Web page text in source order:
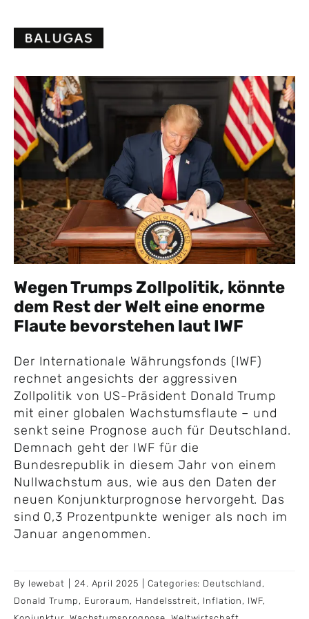
content
Wegen Trumps Zollpolitik, könnte
dem Rest der Welt eine enorme
Flaute bevorstehen laut IWF
Der Internationale Währungsfonds (IWF)
rechnet angesichts der aggressiven
Zollpolitik von US-Präsident Donald Trump
mit einer globalen Wachstumsflaute – und
senkt seine Prognose auch für Deutschland.
Demnach geht der IWF für die
Bundesrepublik in diesem Jahr von einem
Nullwachstum aus, wie aus den Daten der
neuen Konjunkturprognose hervorgeht. Das
sind 0,3 Prozentpunkte weniger als noch im
Januar angenommen.
By lewebat 24. April 2025 Categories: Deutschland ,
Donald Trump , Euroraum, Handelsstreit, Inflation , IWF,